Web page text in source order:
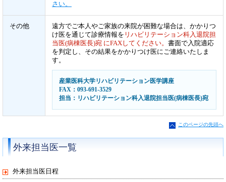
さい。
その他
遠方でご本人やご家族の来院が困難な場合は、かかりつ
け医を通じて診療情報を リハビリテーション科入退院担
当医(病棟医長)宛 にFAXしてください。 書面で入院適応
を判定し、その結果をかかりつけ医にご連絡いたしま
す。
産業医科大学リハビリテーション医学講座
FAX：093-691-3529
担当：リハビリテーション科入退院担当医(病棟医長)宛
このページの先頭へ
外来担当医一覧
外来担当医日程